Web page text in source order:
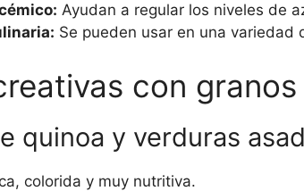
Ayudan a regular los niveles de
Se pueden usar en una
con
quinoa y verduras
colorida y muy nutritiva.